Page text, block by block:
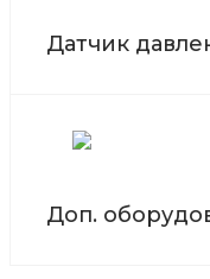
Датчик
Доп.